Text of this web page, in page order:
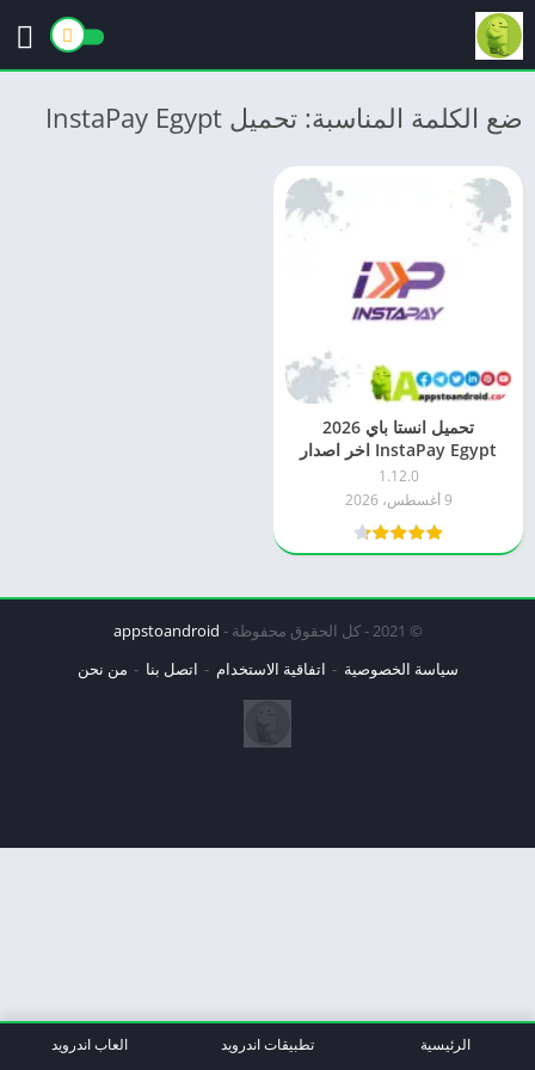
ضع الكلمة المناسبة: تحميل InstaPay Egypt
تحميل انستا باي 2026
InstaPay Egypt اخر اصدار
APK للاندرويد1.12.0
9 أغسطس، 2026
© 2021 - كل الحقوق محفوظة -
appstoandroid
سياسة الخصوصية
اتفاقية الاستخدام اتصل بنا من نحن
الرئيسية تطبيقات اندرويد العاب اندرويد